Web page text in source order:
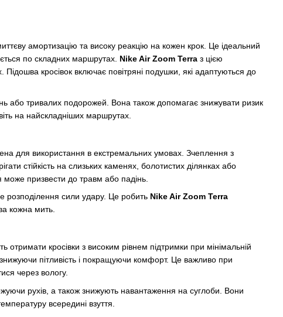
амортизацію та високу реакцію на кожен крок. Це ідеальний
по складних маршрутах. Nike Air Zoom Terra з цією
кросівок включає повітряні подушки, які адаптуються до
або тривалих подорожей. Вона також допомагає знижувати ризик
на найскладніших маршрутах.
для використання в екстремальних умовах. Зчеплення з
стійкість на слизьких каменях, болотистих ділянках або
призвести до травм або падінь.
розподілення сили удару. Це робить Nike Air Zoom Terra
кожна мить.
отримати кросівки з високим рівнем підтримки при мінімальній
пітливість і покращуючи комфорт. Це важливо при
через вологу.
рухів, а також знижують навантаження на суглоби. Вони
всередині взуття.